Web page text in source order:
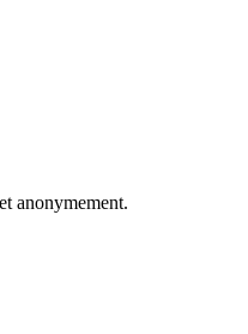
anonymement.